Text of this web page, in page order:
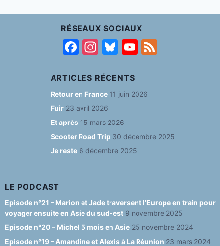
RÉSEAUX SOCIAUX
F
c
e
b
o
o
k
In
a
g
ra
m
Bl
e
s
y
Y
T
e
n
n
el
ARTICLES RÉCENTS
Retour en France 11 juin 2026
Fuir 23 avril 2026
Et après 15 mars 2026
Scooter Road Trip 30 décembre 2025
Je reste 6 décembre 2025
LE PODCAST
Episode n°21 – Marion et Jade traversent l’Europe en train pour
voyager ensuite en Asie du sud-est 9 novembre 2025
Episode n°20 – Michel 5 mois en Asie 25 novembre 2024
Episode n°19 – Amandine et Alexis à La Réunion 23 mars 2024